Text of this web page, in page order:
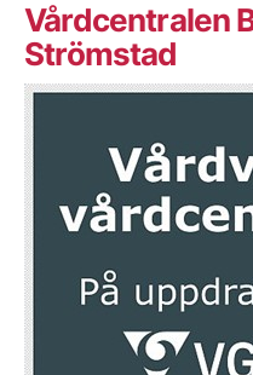
Vårdcentralen
Strömstad